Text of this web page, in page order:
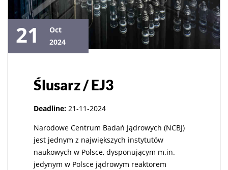
21
Oct
2024
Ślusarz / EJ3
Deadline: 21-11-2024
Narodowe Centrum Badań Jądrowych (NCBJ)
jest jednym z największych instytutów
naukowych w Polsce, dysponującym m.in.
jedynym w Polsce jądrowym reaktorem